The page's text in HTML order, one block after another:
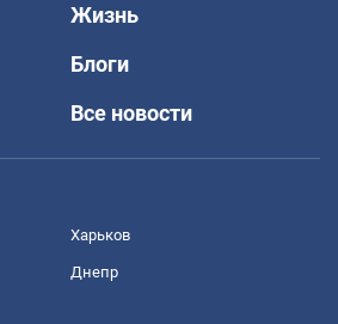
Жизнь
Блоги
Все новости
Харьков
Днепр